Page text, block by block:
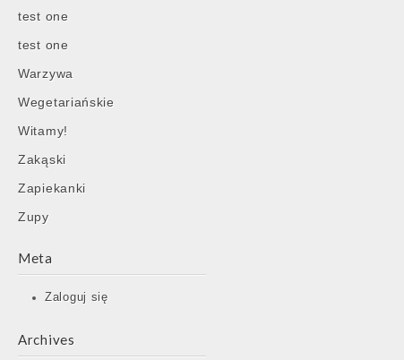
test one
test one
Warzywa
Wegetariańskie
Witamy!
Zakąski
Zapiekanki
Zupy
Meta
Zaloguj się
Archives